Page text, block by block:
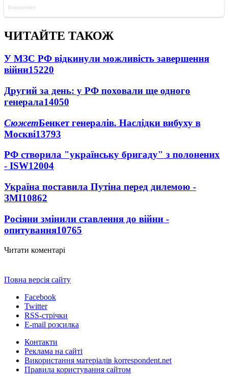
ЧИТАЙТЕ ТАКОЖ
У МЗС РФ відкинули можливість завершення
війни15220
Другий за день: у РФ поховали ще одного
генерала14050
СюжетБенкет генералів. Наслідки вибуху в
Москві13793
РФ створила "українську бригаду" з полонених
- ISW12004
Україна поставила Путіна перед дилемою -
ЗМІ10862
Росіяни змінили ставлення до війни -
опитування10765
Читати коментарі
Повна версія сайту
Facebook
Twitter
RSS-стрічки
E-mail розсилка
Контакти
Реклама на сайті
Використання матеріалів korrespondent.net
Правила користування сайтом